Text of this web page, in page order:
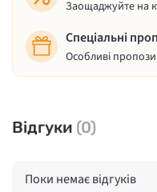
Заощаджуйте на
Спеціальні
Особливі
Відгуки (0)
Поки немає відгуків